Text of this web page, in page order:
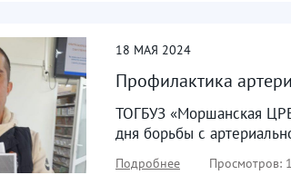
18 МАЯ 2024
Профилактика
ТОГБУЗ «Моршанская
дня борьбы с
Подробнее Просмотров: